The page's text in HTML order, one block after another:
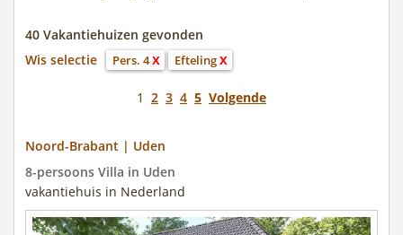
40 Vakantiehuizen gevonden
Wis selectie
Pers. 4X EftelingX
1 2 3 4 5 Volgende
Noord-Brabant | Uden
8-persoons Villa in Uden
vakantiehuis in Nederland